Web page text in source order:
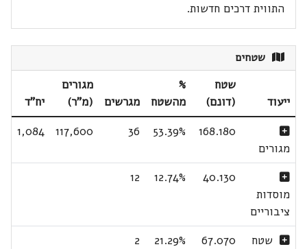
התווית דרכים חדשות.
שטחים
ייעוד
שטח
(דונם)
%
מהשטח
מגרשים
מגורים
(מ"ר)
יח"ד
מגורים
168.180
53.39%
36
117,600
1,084
מוסדות
ציבוריים
40.130
12.74%
12
שטח
67.070
21.29%
2